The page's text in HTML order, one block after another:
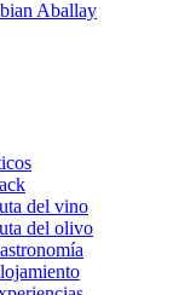
Aballay
del vino
del olivo